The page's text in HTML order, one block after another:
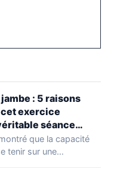
: 5 raisons
exercice
séance
que la capacité
tenir sur une…